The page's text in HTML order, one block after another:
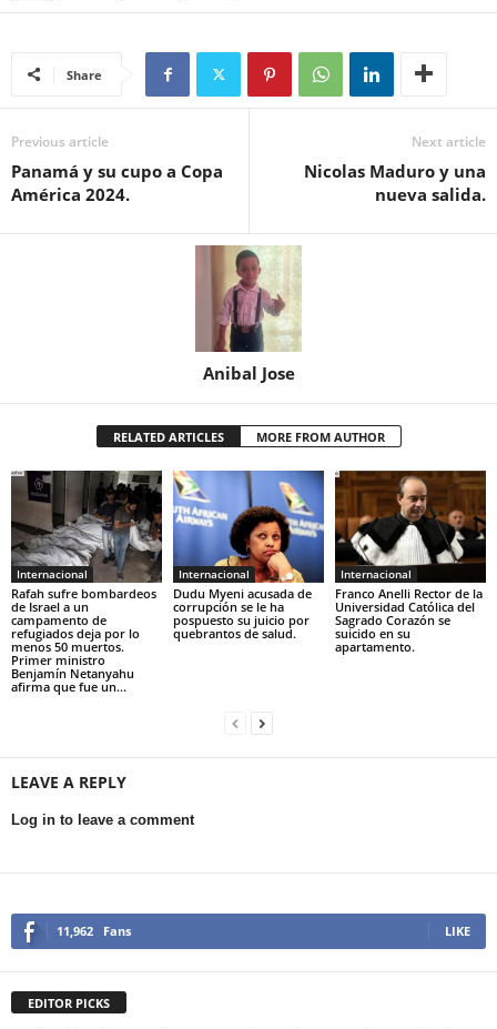
Share
Previous article
Panamá y su cupo a Copa
América 2024.
Next article
Nicolas Maduro y una
nueva salida.
Anibal Jose
RELATED ARTICLES MORE FROM AUTHOR
Internacional
Rafah sufre bombardeos
de Israel a un
campamento de
refugiados deja por lo
menos 50 muertos.
Primer ministro
Benjamín Netanyahu
afirma que fue un...
Internacional
Dudu Myeni acusada de
corrupción se le ha
pospuesto su juicio por
quebrantos de salud.
Internacional
Franco Anelli Rector de la
Universidad Católica del
Sagrado Corazón se
suicido en su
apartamento.
LEAVE A REPLY
Log in to leave a comment
11,962 Fans LIKE
EDITOR PICKS